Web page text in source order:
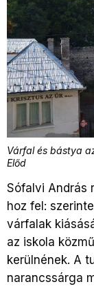
Várfal és bástya
Előd
Sófalvi András
hoz fel:
várfalak
az iskola
kerülnének. A
narancssárga